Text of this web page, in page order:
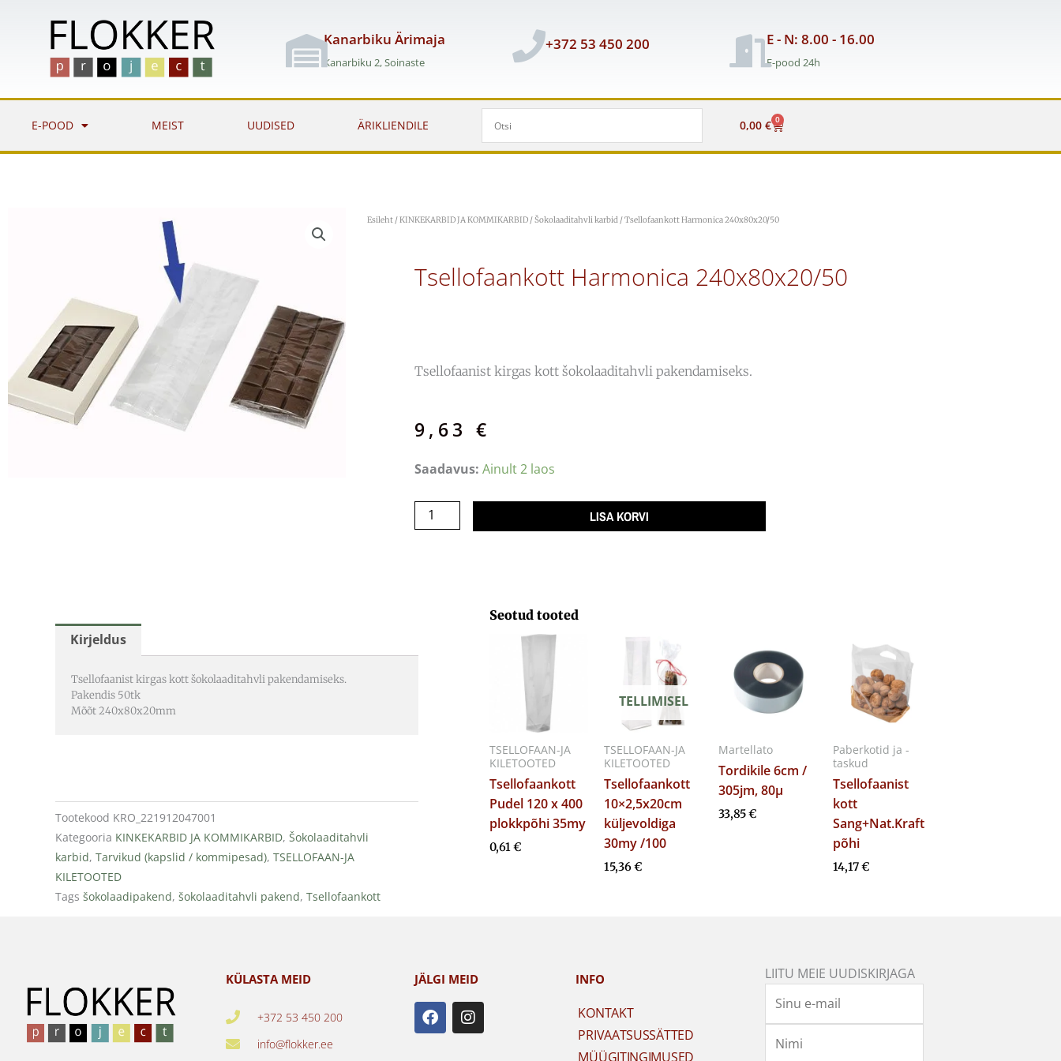
Kanarbiku Ärimaja
Kanarbiku 2, Soinaste
+372 53 450 200 E - N: 8.00 - 16.00
E-pood 24h
E-POOD MEIST UUDISED ÄRIKLIENDILE 0,00 € 0
Cart
Esileht/KINKEKARBID JA KOMMIKARBID/Šokolaaditahvli karbid/ Tsellofaankott Harmonica 240x80x20/50
Tsellofaankott Harmonica 240x80x20/50
Tsellofaanist kirgas kott šokolaaditahvli pakendamiseks.
9,63 €
Saadavus: Ainult 2 laos
Tsellofaankott
240x80x20/50
kogus
LISA KORVI
Kirjeldus
Tsellofaanist kirgas kott šokolaaditahvli pakendamiseks.
Pakendis 50tk
Mõõt 240x80x20mm
Tootekood KRO_221912047001
Kategooria KINKEKARBID JA KOMMIKARBID, Šokolaaditahvli
karbid, Tarvikud (kapslid / kommipesad), TSELLOFAAN-JA
KILETOOTED
Tags šokolaadipakend, šokolaaditahvli pakend, Tsellofaankott
Seotud tooted
TSELLOFAAN-JA
KILETOOTED
Tsellofaankott
Pudel 120 x 400
plokkpõhi 35my
0,61€
TELLIMISEL
TSELLOFAAN-JA
KILETOOTED
Tsellofaankott
10×2,5x20cm
küljevoldiga
30my /100
15,36€
Martellato
Tordikile 6cm /
305jm, 80µ
33,85€
Paberkotid ja -
taskud
Tsellofaanist
kott
Sang+Nat.Kraft
põhi
14,17€
KÜLASTA MEID
+372 53 450 200
info@flokker.ee
JÄLGI MEID
F
a
c
I
n
s
INFO
KONTAKT
PRIVAATSUSSÄTTED
MÜÜGITINGIMUSED
LIITU MEIE UUDISKIRJAGA